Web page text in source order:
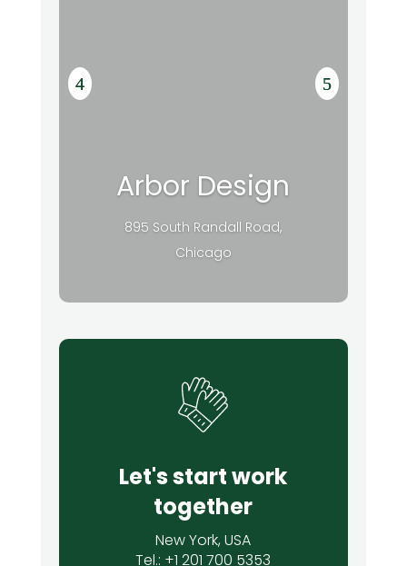
Arbor Design
895 South Randall Road,
Chicago
Let's start work
together
New York, USA
Tel.: +1 201 700 5353